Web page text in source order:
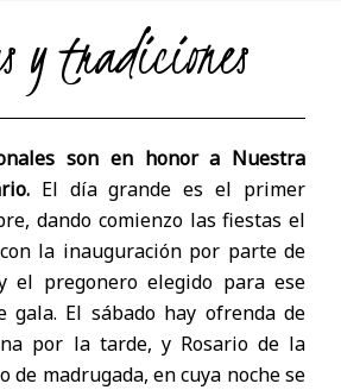
y tradiciones
son en honor a Nuestra
El día grande es el primer
dando comienzo las fiestas el
la inauguración por parte de
el pregonero elegido para ese
gala. El sábado hay ofrenda de
por la tarde, y Rosario de la
de madrugada, en cuya noche se